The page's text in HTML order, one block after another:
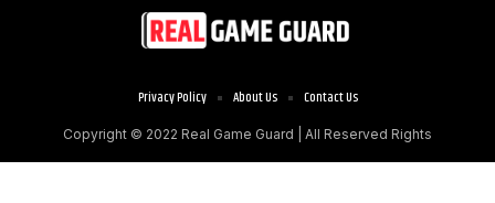
Copyright © 2022 Real Game Guard | All Reserved Rights
Privacy Policy About Us Contact Us